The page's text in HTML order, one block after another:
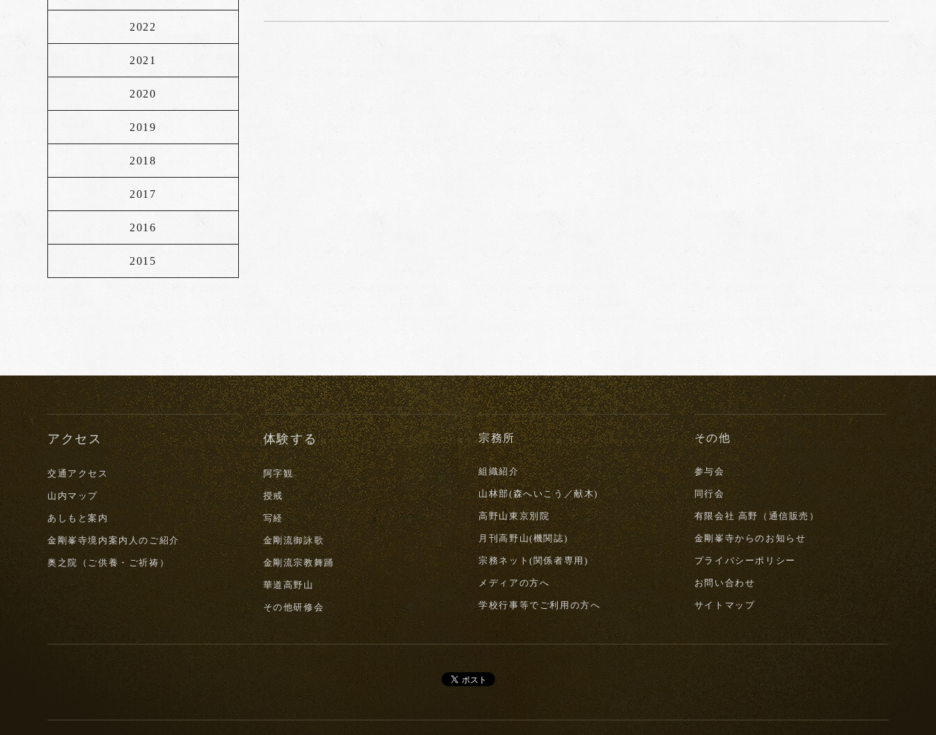
2022
2021
2020
2019
2018
2017
2016
2015
アクセス
交通アクセス
山内マップ
あしもと案内
金剛峯寺境内案内人のご紹介
奥之院（ご供養・ご祈祷）
体験する
阿字観
授戒
写経
金剛流御詠歌
金剛流宗教舞踊
華道高野山
その他研修会
宗務所
組織紹介
山林部(森へいこう／献木)
高野山東京別院
月刊高野山(機関誌)
宗務ネット(関係者専用)
メディアの方へ
学校行事等でご利用の方へ
その他
参与会
同行会
有限会社 高野（通信販売）
金剛峯寺からのお知らせ
プライバシーポリシー
お問い合わせ
サイトマップ